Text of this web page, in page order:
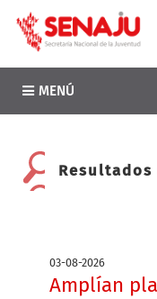
MENÚ
03-08-2026
Amplían